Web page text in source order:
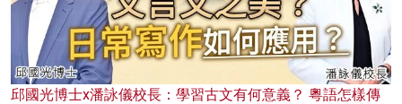
邱國光博士x潘詠儀校長：學習古文有何意義？ 粵語怎樣傳